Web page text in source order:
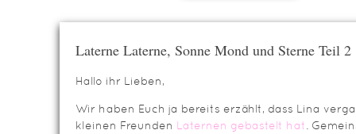
Laterne Laterne, Sonne Mond und Sterne Teil 2
Hallo ihr Lieben,
Wir haben Euch ja bereits erzählt, dass Lina
kleinen Freunden Laternen gebastelt hat
.